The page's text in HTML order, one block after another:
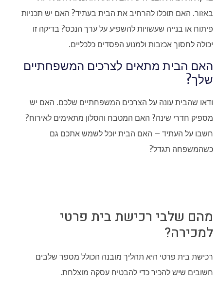
באזור. האם תוכלו להרחיב את הבית בעתיד? האם יש תכניות
פיתוח או בנייה שעשויות להשפיע על ערך הנכס? בדיקה זו
יכולה לחסוך אכזבות ולמנוע הפסדים כלכליים.
האם הבית מתאים לצרכים המשפחתיים
שלך?
ודאו שהבית עונה על הצרכים המשפחתיים שלכם. האם יש
מספיק חדרי שינה? האם המטבח והסלון מתאימים לאירוח?
חשבו על העתיד – האם הבית יוכל לשמש אתכם גם
כשהמשפחה תגדל?
מהם שלבי רכישת בית פרטי
למכירה?
רכישת בית פרטי היא תהליך מובנה הכולל מספר שלבים
חשובים שיש להכיר כדי להבטיח עסקה מוצלחת.